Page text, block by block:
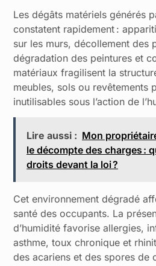
Les dégâts matériels générés
constatent rapidement :
sur les murs, décollement des
dégradation des peintures et
matériaux fragilisent la
meubles, sols ou revêtements
inutilisables sous l’action de
Lire aussi : Mon
le décompte des charges :
droits devant la loi ?
Cet environnement dégradé
santé des occupants. La
d’humidité favorise allergies,
asthme, toux chronique et
des acariens et des spores de